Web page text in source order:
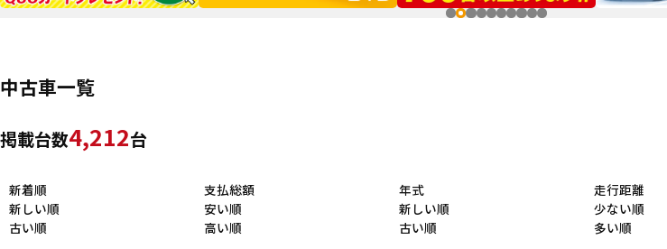
中古車一覧
掲載台数4,212台
新着順
新しい順
古い順
支払総額
安い順
高い順
年式
新しい順
古い順
走行距離
少ない順
多い順